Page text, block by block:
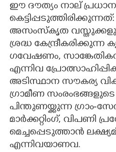
ഈ ദൗത്യം നാല് പ്രധാന
അസംസ്കൃത
ശ്രദ്ധ
ഗവേഷണം,
എന്നിവ
അടിസ്ഥാന സൗകര്യ
ഗ്രാമീണ
പിന്തുണയ്ക്കുന്ന ഗ്രാം-
മാർക്കറ്റിംഗ്, വിപണി
മെച്ചപ്പെടുത്താൻ
എന്നിവയാണവ.